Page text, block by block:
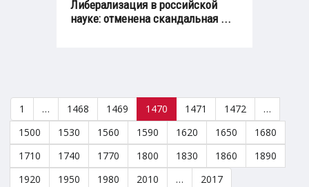
Либерализация в российской
науке: отменена скандальная ...
1 … 1468 1469 1470 1471 1472
…
1500
1530 1560 1590 1620 1650
1680
1710
1740 1770 1800 1830 1860
1890
1920
1950 1980 2010 … 2017